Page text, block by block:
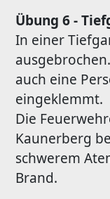
Übung 6 -
In einer
auch eine
eingeklemmt.
Die
Kaunerberg
schwerem
Brand.